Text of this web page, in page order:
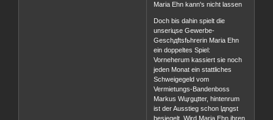
Maria Ehn kann's nicht lassen
Doch bis dahin spielt die
unseriцse Gewerbe-
Geschдftsfьhrerin Maria Ehn
ein doppeltes Spiel:
Vorneherum kassiert sie noch
jeden Monat ein stattliches
Schweigegeld vom
Vermietungs-Bandenboss
Markus Wцrgцtter, hintenrum
ist der Ausstieg schon lдngst
besiegelt. Wird Maria Ehn ihren